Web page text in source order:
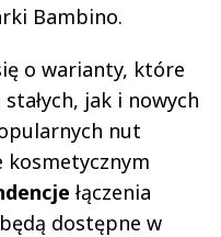
Bambino.
o warianty, które
jak i nowych
nut
kosmetycznym
łączenia
dostępne w